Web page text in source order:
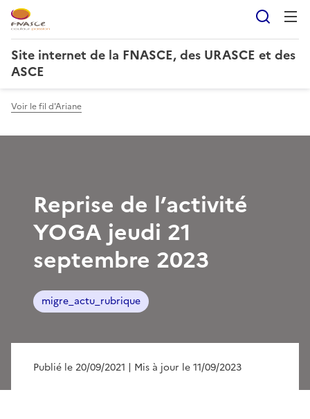
Site internet de la FNASCE, des URASCE et des
ASCE
Voir le fil d'Ariane
Reprise de l’activité
YOGA jeudi 21
septembre 2023
migre_actu_rubrique
Publié le 20/09/2021 | Mis à jour le 11/09/2023